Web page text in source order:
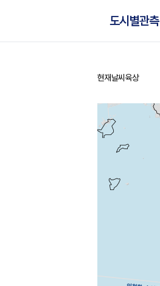
도시별관측
홈
현재날씨 육상